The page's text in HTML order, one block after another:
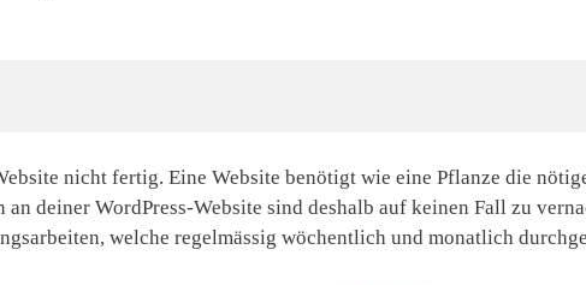
nicht fertig. Eine Website benötigt wie eine Pflanze die
an deiner WordPress-Website sind deshalb auf keinen Fall zu
welche regelmässig wöchentlich und monatlich